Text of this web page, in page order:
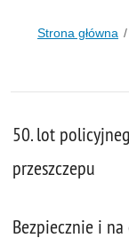
Strona główna
50. lot
przeszczepu
Bezpiecznie i